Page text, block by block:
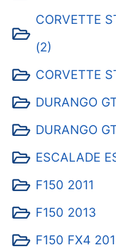
CORVETTE
(2)
CORVETTE
DURANGO
DURANGO
ESCALADE
F150 2011
F150 2013
F150 FX4